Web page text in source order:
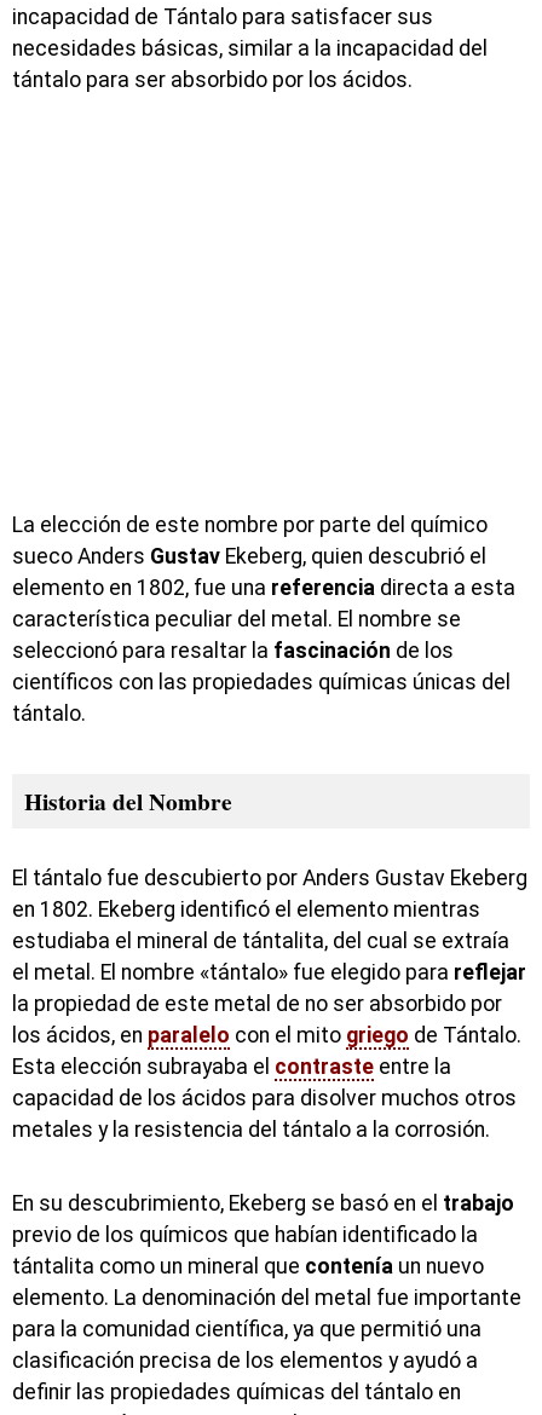
incapacidad de Tántalo para satisfacer sus
necesidades básicas, similar a la incapacidad del
tántalo para ser absorbido por los ácidos.
La elección de este nombre por parte del químico
sueco Anders Gustav Ekeberg, quien descubrió el
elemento en 1802, fue una referencia directa a esta
característica peculiar del metal. El nombre se
seleccionó para resaltar la fascinación de los
científicos con las propiedades químicas únicas del
tántalo.
Historia del Nombre
El tántalo fue descubierto por Anders Gustav Ekeberg
en 1802. Ekeberg identificó el elemento mientras
estudiaba el mineral de tántalita, del cual se extraía
el metal. El nombre «tántalo» fue elegido para reflejar
la propiedad de este metal de no ser absorbido por
los ácidos, en paralelo con el mito griego de Tántalo.
Esta elección subrayaba el contraste entre la
capacidad de los ácidos para disolver muchos otros
metales y la resistencia del tántalo a la corrosión.
En su descubrimiento, Ekeberg se basó en el trabajo
previo de los químicos que habían identificado la
tántalita como un mineral que contenía un nuevo
elemento. La denominación del metal fue importante
para la comunidad científica, ya que permitió una
clasificación precisa de los elementos y ayudó a
definir las propiedades químicas del tántalo en